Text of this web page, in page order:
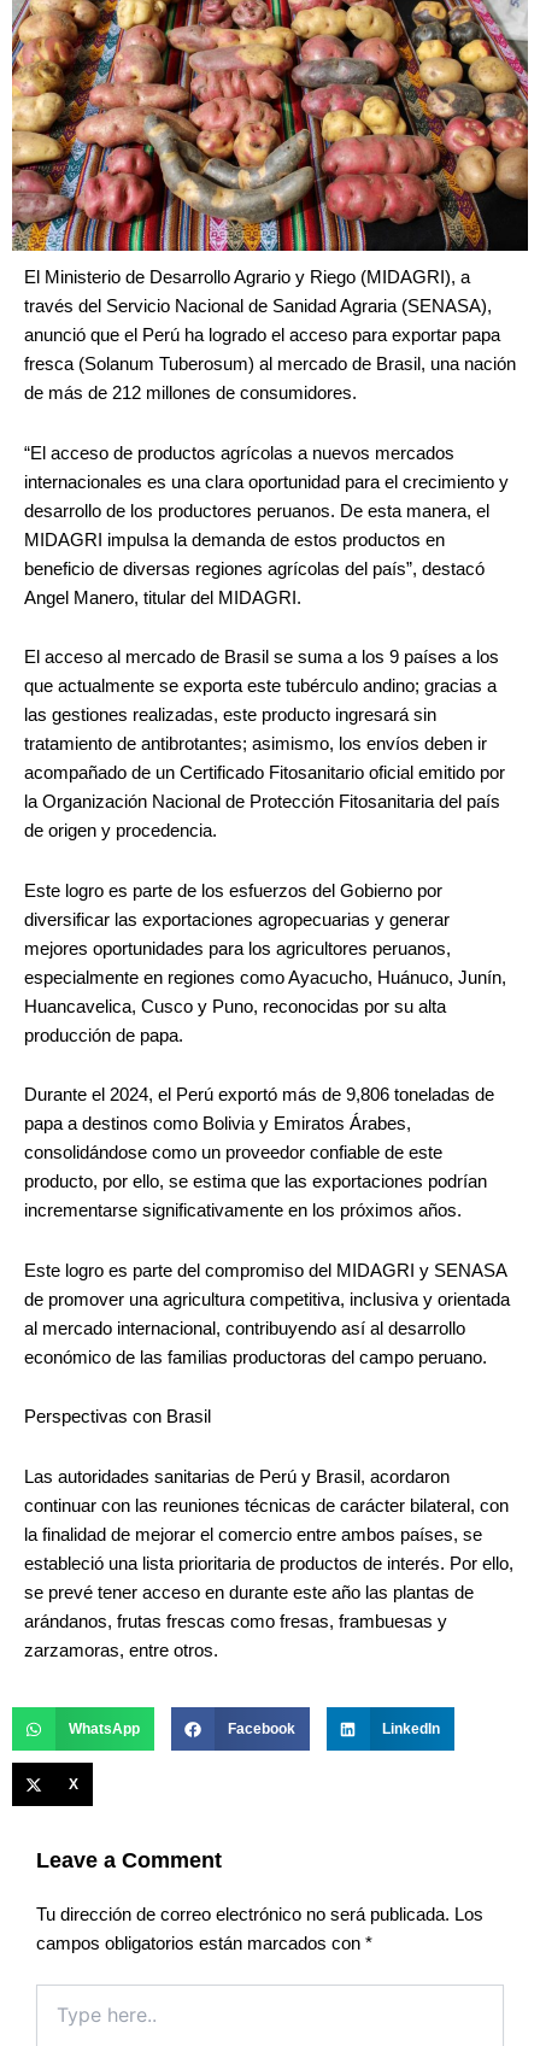
El Ministerio de Desarrollo Agrario y Riego (MIDAGRI), a
través del Servicio Nacional de Sanidad Agraria (SENASA),
anunció que el Perú ha logrado el acceso para exportar papa
fresca (Solanum Tuberosum) al mercado de Brasil, una nación
de más de 212 millones de consumidores.
“El acceso de productos agrícolas a nuevos mercados
internacionales es una clara oportunidad para el crecimiento y
desarrollo de los productores peruanos. De esta manera, el
MIDAGRI impulsa la demanda de estos productos en
beneficio de diversas regiones agrícolas del país”, destacó
Angel Manero, titular del MIDAGRI.
El acceso al mercado de Brasil se suma a los 9 países a los
que actualmente se exporta este tubérculo andino; gracias a
las gestiones realizadas, este producto ingresará sin
tratamiento de antibrotantes; asimismo, los envíos deben ir
acompañado de un Certificado Fitosanitario oficial emitido por
la Organización Nacional de Protección Fitosanitaria del país
de origen y procedencia.
Este logro es parte de los esfuerzos del Gobierno por
diversificar las exportaciones agropecuarias y generar
mejores oportunidades para los agricultores peruanos,
especialmente en regiones como Ayacucho, Huánuco, Junín,
Huancavelica, Cusco y Puno, reconocidas por su alta
producción de papa.
Durante el 2024, el Perú exportó más de 9,806 toneladas de
papa a destinos como Bolivia y Emiratos Árabes,
consolidándose como un proveedor confiable de este
producto, por ello, se estima que las exportaciones podrían
incrementarse significativamente en los próximos años.
Este logro es parte del compromiso del MIDAGRI y SENASA
de promover una agricultura competitiva, inclusiva y orientada
al mercado internacional, contribuyendo así al desarrollo
económico de las familias productoras del campo peruano.
Perspectivas con Brasil
Las autoridades sanitarias de Perú y Brasil, acordaron
continuar con las reuniones técnicas de carácter bilateral, con
la finalidad de mejorar el comercio entre ambos países, se
estableció una lista prioritaria de productos de interés. Por ello,
se prevé tener acceso en durante este año las plantas de
arándanos, frutas frescas como fresas, frambuesas y
zarzamoras, entre otros.
WhatsApp Facebook LinkedIn
X
Leave a Comment
Tu dirección de correo electrónico no será publicada. Los
campos obligatorios están marcados con *
here..